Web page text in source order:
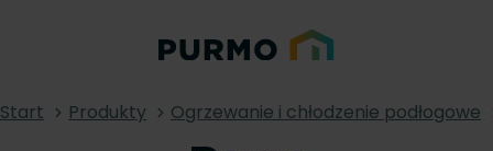
Start Produkty Ogrzewanie i chłodzenie podłogowe